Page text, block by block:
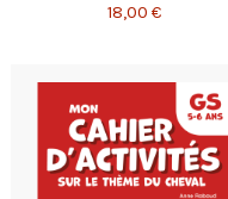
18,00 €